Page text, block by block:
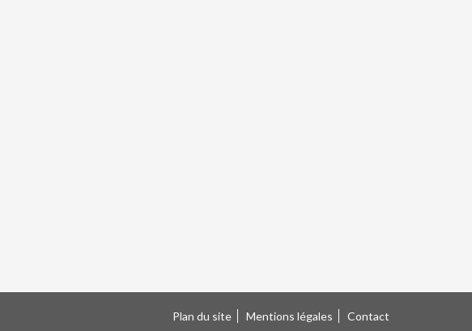
Plan du site Mentions légales Contact